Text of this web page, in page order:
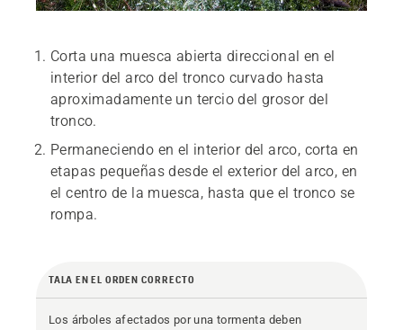
Corta una muesca abierta direccional en el
interior del arco del tronco curvado hasta
aproximadamente un tercio del grosor del
tronco.
Permaneciendo en el interior del arco, corta en
etapas pequeñas desde el exterior del arco, en
el centro de la muesca, hasta que el tronco se
rompa.
TALA EN EL ORDEN CORRECTO
Los árboles afectados por una tormenta deben